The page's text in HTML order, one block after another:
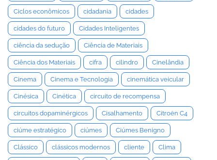
Ciclos econômicos cidadania cidades
cidades do futuro Cidades Inteligentes
ciência da sedução Ciência de Materiais
Ciência dos Materiais cifra cilindro Cinelândia
Cinema Cinema e Tecnologia cinemática veicular
Cinésica Cinética circuito de recompensa
circuitos dopaminérgicos Cisalhamento Citroën C4
ciúme estratégico ciúmes Ciúmes Benigno
Clássico clássicos modernos cliente Clima